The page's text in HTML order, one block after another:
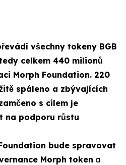
všechny tokeny BGB
celkem 440 milionů
Morph Foundation. 220
spáleno a zbývajících
s cílem je
na podporu růstu
bude spravovat
Morph token a